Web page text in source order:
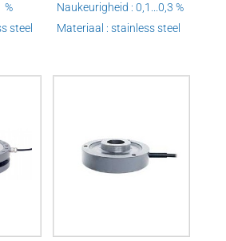
%
steel
Naukeurigheid : 0,1...0,3 %
Materiaal : stainless steel